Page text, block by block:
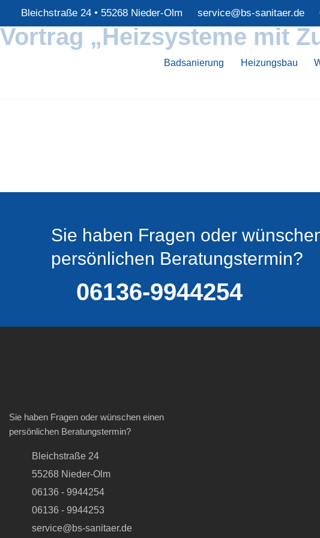
Bleichstraße 24 • 55268 Nieder-Olm service@bs-sanitaer.de
Badsanierung Heizungsbau
Vortrag „Heizsysteme mit
Sie haben Fragen oder
persönlichen Beratungstermin?​
06136-9944254
Sie haben Fragen oder wünschen einen
persönlichen Beratungstermin?
Bleichstraße 24
55268 Nieder-Olm
06136 - 9944254
06136 - 9944253
service@bs-sanitaer.de